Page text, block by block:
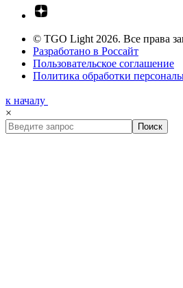
© TGO Light 2026. Все права
Разработано в Россайт
Пользовательское соглашение
Политика обработки
к началу
×
Поиск